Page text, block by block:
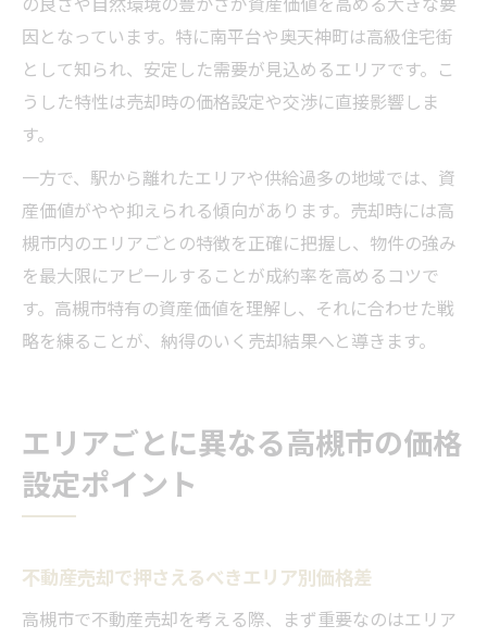
因となっています。特に南平台や奥天神町は高級住宅街
として知られ、安定した需要が見込めるエリアです。こ
うした特性は売却時の価格設定や交渉に直接影響しま
す。
一方で、駅から離れたエリアや供給過多の地域では、資
産価値がやや抑えられる傾向があります。売却時には高
槻市内のエリアごとの特徴を正確に把握し、物件の強み
を最大限にアピールすることが成約率を高めるコツで
す。高槻市特有の資産価値を理解し、それに合わせた戦
略を練ることが、納得のいく売却結果へと導きます。
エリアごとに異なる高槻市の価格
設定ポイント
不動産売却で押さえるべきエリア別価格差
高槻市で不動産売却を考える際、まず重要なのはエリア